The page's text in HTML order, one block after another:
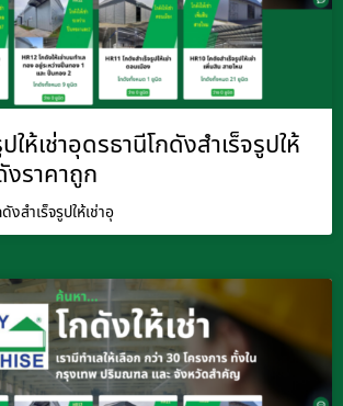
ให้เช่าอุดรธานีโกดังสำเร็จรูปให้
งราคาถูก
งสำเร็จรูปให้เช่าอุ